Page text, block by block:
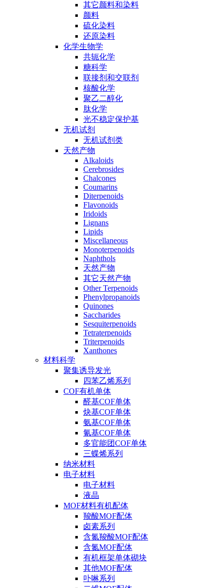
其它颜料和染料
颜料
硫化染料
还原染料
化学生物学
共轭化学
糖科学
联接剂和交联剂
核酸化学
聚乙二醇化
肽化学
光不稳定保护基
无机试剂
无机试剂类
天然产物
Alkaloids
Cerebrosides
Chalcones
Coumarins
Diterpenoids
Flavonoids
Iridoids
Lignans
Lipids
Miscellaneous
Monoterpenoids
Naphthols
天然产物
其它天然产物
Other Terpenoids
Phenylpropanoids
Quinones
Saccharides
Sesquiterpenoids
Tetraterpenoids
Triterpenoids
Xanthones
材料科学
聚集诱导发光
四苯乙烯系列
COF有机单体
醛基COF单体
炔基COF单体
氨基COF单体
氰基COF单体
多官能团COF单体
三蝶烯系列
纳米材料
电子材料
电子材料
液晶
MOF材料有机配体
羧酸MOF配体
卤素系列
含氮羧酸MOF配体
含氮MOF配体
有机框架单体砌块
其他MOF配体
卟啉系列